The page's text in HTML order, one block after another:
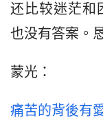
还比较迷茫和
也没有答案。
蒙光：
痛苦的背後有